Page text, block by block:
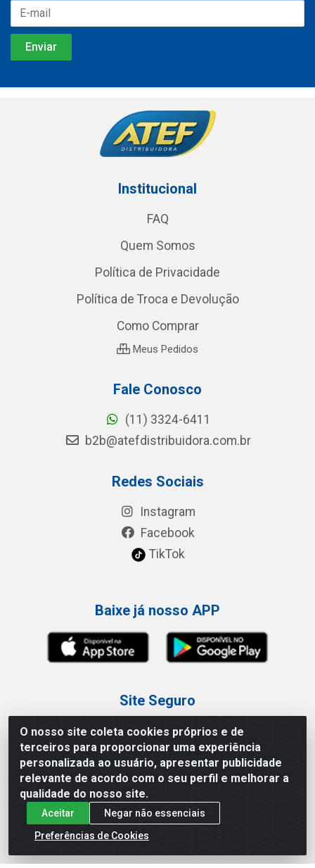
O nosso site coleta cookies próprios e de
terceiros para proporcionar uma experiência
personalizada ao usuário, apresentar publicidade
relevante de acordo com o seu perfil e melhorar a
qualidade do nosso site.
Aceitar
Negar não essenciais
Preferências de Cookies
Institucional
FAQ
Quem Somos
Política de Privacidade
Política de Troca e Devolução
Como Comprar
Meus Pedidos
Fale Conosco
(11) 3324-6411
b2b@atefdistribuidora.com.br
Redes Sociais
Instagram
Facebook
TikTok
Baixe já nosso APP
Site Seguro
Loja / Showroom
Tel.: (11) 3227-0546
Av Vautier, 587/597 - Pari - São Paulo/SP